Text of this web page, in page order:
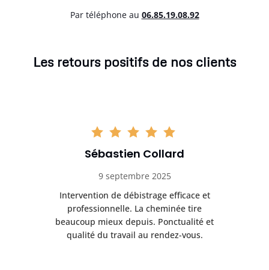
Par téléphone au 06.85.19.08.92
Les retours positifs de nos clients
Sébastien Collard
9 septembre 2025
Intervention de débistrage efficace et
professionnelle. La cheminée tire
beaucoup mieux depuis. Ponctualité et
qualité du travail au rendez-vous.